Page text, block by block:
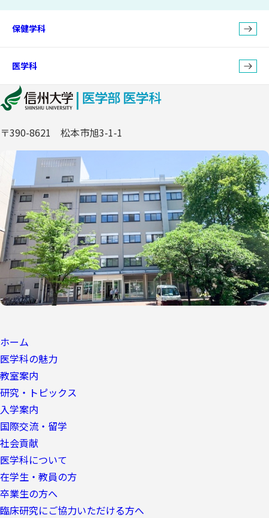
保健学科
医学科
〒390-8621 松本市旭3-1-1
ホーム
医学科の魅力
教室案内
研究・トピックス
入学案内
国際交流・留学
社会貢献
医学科について
在学生・教員の方
卒業生の方へ
臨床研究にご協力いただける方へ